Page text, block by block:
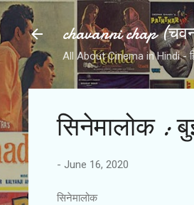
chavanni chap
All About Cinema in Hindi -
सिनेमालोक :
- June 16, 2020
सिनेमालोक